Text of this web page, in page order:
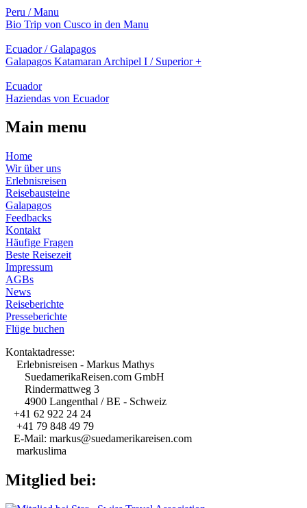
Peru / Manu
Bio Trip von Cusco in den Manu
Ecuador / Galapagos
Galapagos Katamaran Archipel I / Superior +
Ecuador
Haziendas von Ecuador
Main menu
Home
Wir über uns
Erlebnisreisen
Reisebausteine
Galapagos
Feedbacks
Kontakt
Häufige Fragen
Beste Reisezeit
Impressum
AGBs
News
Reiseberichte
Presseberichte
Flüge buchen
Kontaktadresse:
Erlebnisreisen - Markus Mathys
SuedamerikaReisen.com GmbH
Rindermattweg 3
4900 Langenthal / BE - Schweiz
+41 62 922 24 24
+41 79 848 49 79
E-Mail: markus@suedamerikareisen.com
markuslima
Mitglied bei: